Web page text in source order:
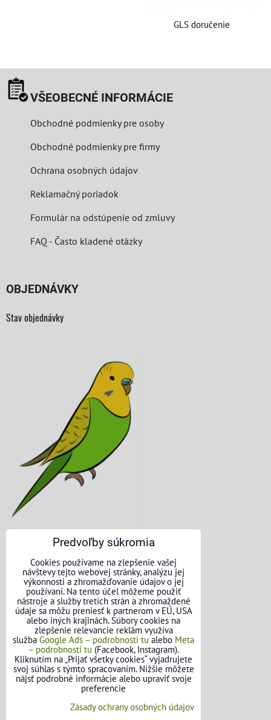
GLS doručenie
VŠEOBECNÉ INFORMÁCIE
Obchodné podmienky pre osoby
Obchodné podmienky pre firmy
Ochrana osobných údajov
Reklamačný poriadok
Formulár na odstúpenie od zmluvy
FAQ - Často kladené otázky
OBJEDNÁVKY
Stav objednávky
KONTAKTNÉ ÚDAJE
O nás
Kontakt
Požičovňa náradia
Názory našich zákazníkov
Mapa stránok
SLEDUJTE NÁS
Predvoľby súkromia
Cookies používame na zlepšenie vašej
návštevy tejto webovej stránky, analýzu jej
výkonnosti a zhromažďovanie údajov o jej
používaní. Na tento účel môžeme použiť
nástroje a služby tretích strán a zhromaždené
údaje sa môžu preniesť k partnerom v EÚ, USA
alebo iných krajinách. Súbory cookies na
zlepšenie relevancie reklám využíva
služba Google Ads – podrobnosti tu alebo Meta
– podrobnosti tu (Facebook, Instagram).
Kliknutím na „Prijať všetky cookies“ vyjadrujete
svoj súhlas s týmto spracovaním. Nižšie môžete
nájsť podrobné informácie alebo upraviť svoje
preferencie
Zásady ochrany osobných údajov